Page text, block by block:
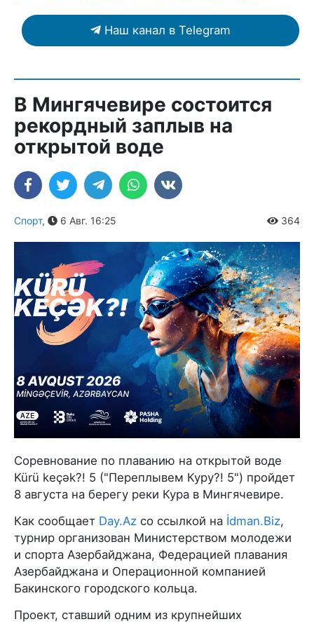
Наш канал в Telegram
В Мингячевире состоится
рекордный заплыв на
открытой воде
Спорт, 6 Авг. 16:25 364
Соревнование по плаванию на открытой воде
Kürü keçək?! 5 ("Переплывем Куру?! 5") пройдет
8 августа на берегу реки Кура в Мингячевире.
Как сообщает Day.Az со ссылкой на İdman.Biz,
турнир организован Министерством молодежи
и спорта Азербайджана, Федерацией плавания
Азербайджана и Операционной компанией
Бакинского городского кольца.
Проект, ставший одним из крупнейших